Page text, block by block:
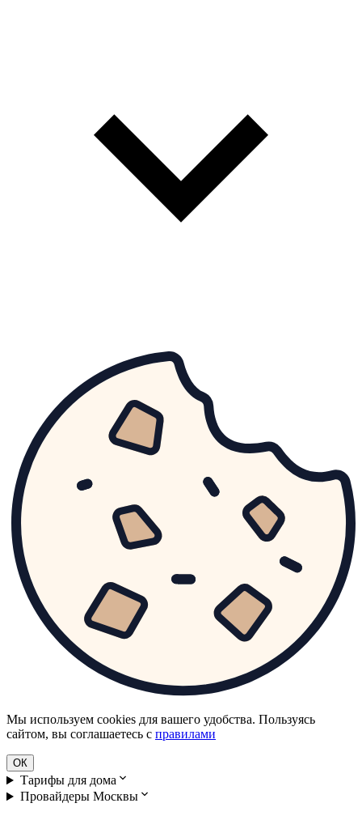
Мы используем cookies для вашего удобства. Пользуясь
сайтом, вы соглашаетесь с правилами
ОК
Тарифы для дома
Провайдеры Москвы